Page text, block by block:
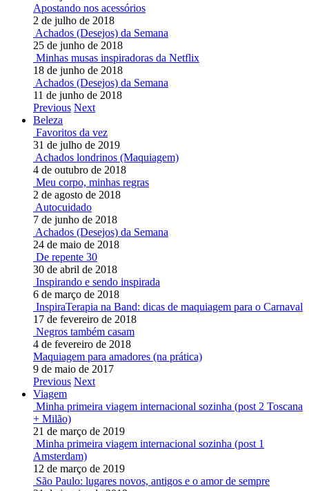
Apostando nos acessórios
2 de julho de 2018
Achados (Desejos) da Semana
25 de junho de 2018
Minhas musas inspiradoras da Netflix
18 de junho de 2018
Achados (Desejos) da Semana
11 de junho de 2018
Previous Next
Beleza
Favoritos da vez
31 de julho de 2019
Achados londrinos (Maquiagem)
4 de outubro de 2018
Meu corpo, minhas regras
2 de agosto de 2018
Autocuidado
7 de junho de 2018
Achados (Desejos) da Semana
24 de maio de 2018
De repente 30
30 de abril de 2018
Inspirando e sendo inspirada
6 de março de 2018
InspiraTerapia na Band: dicas de maquiagem para o Carnaval
17 de fevereiro de 2018
Negros também casam
4 de fevereiro de 2018
Maquiagem para amadores (na prática)
9 de maio de 2017
Previous Next
Viagem
Minha primeira viagem internacional sozinha (post 2 Toscana
+ Milão)
21 de março de 2019
Minha primeira viagem internacional sozinha (post 1
Amsterdam)
12 de março de 2019
São Paulo: lugares novos, antigos e o amor de sempre